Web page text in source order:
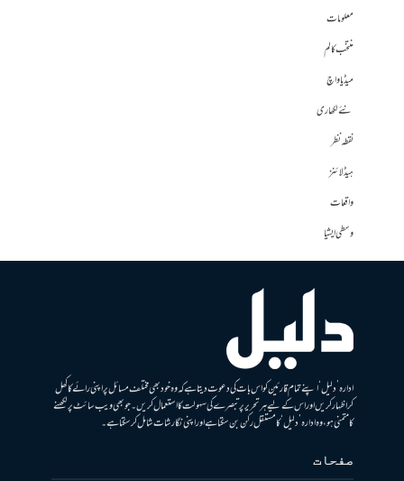
معلومات
منتخب کالم
میڈیا واچ
نئے لکھاری
نقطہ نظر
ہیڈلائنز
واقعات
وسطی ایشیا
ادارہ ’دلیل‘ اپنے تمام قارئین کو اس بات کی دعوت دیتا ہے کہ وہ خود بھی مختلف مسائل پر اپنی رائے کا کھل
کر اظہار کریں اور اس کے لیے ہر تحریر پر تبصرے کی سہولت کا استعمال کریں۔ جو بھی ویب سائٹ پر لکھنے
کا متمنی ہو، وہ ادارہ ’دلیل‘ کا مستقل رکن بن سکتا ہے اور اپنی نگارشات شامل کرسکتا ہے۔
صفحات